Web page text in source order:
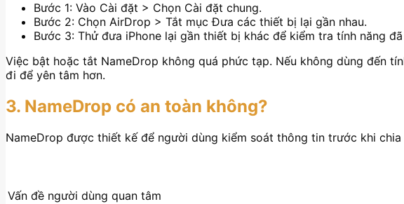
Bước 1: Vào Cài đặt > Chọn Cài đặt chung.
Bước 2: Chọn AirDrop > Tắt mục Đưa các thiết bị lại gần nhau.
Bước 3: Thử đưa iPhone lại gần thiết bị khác để kiểm tra tính năng
Việc bật hoặc tắt NameDrop không quá phức tạp. Nếu không dùng đến
đi để yên tâm hơn.
3. NameDrop có an toàn không?
NameDrop được thiết kế để người dùng kiểm soát thông tin trước khi chia
Vấn đề người dùng quan tâm